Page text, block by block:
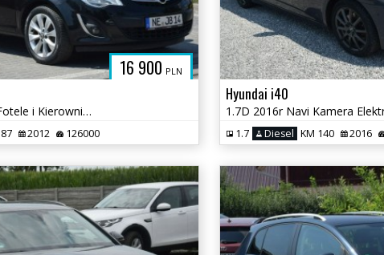
16 900 PLN
1.4B Klima Grzane Fotele i Kierownica 126 TYS KM Sprowadzony
2012 126000
Hyundai i40
1.7 Diesel KM 140 2016